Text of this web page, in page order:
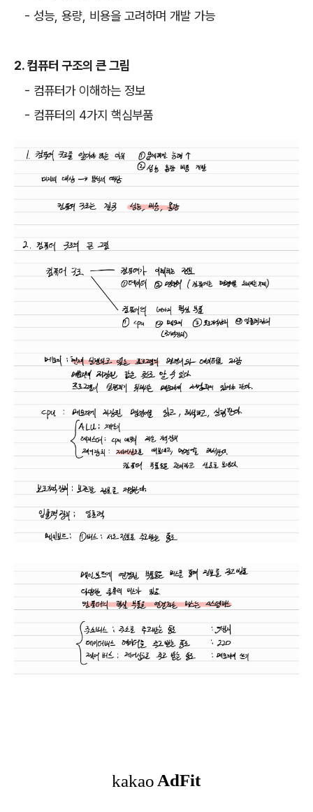
- 성능, 용량, 비용을 고려하며 개발 가능
2. 컴퓨터 구조의 큰 그림
- 컴퓨터가 이해하는 정보
- 컴퓨터의 4가지 핵심부품